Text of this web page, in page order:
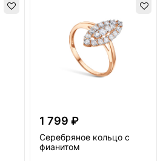
1 799 ₽
Серебряное кольцо с
фианитом